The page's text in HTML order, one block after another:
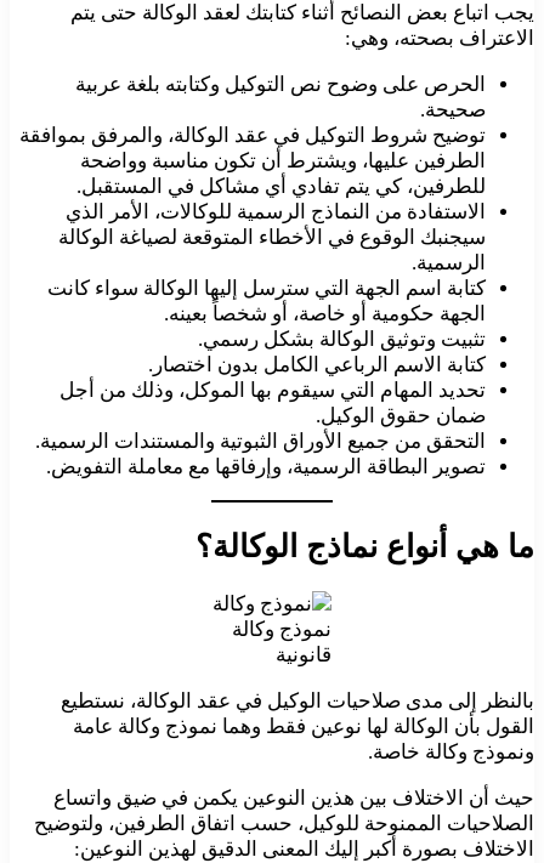
يجب اتباع بعض النصائح أثناء كتابتك لعقد الوكالة حتى يتم
الاعتراف بصحته، وهي:
الحرص على وضوح نص التوكيل وكتابته بلغة عربية
صحيحة.
توضيح شروط التوكيل في عقد الوكالة، والمرفق بموافقة
الطرفين عليها، ويشترط أن تكون مناسبة وواضحة
للطرفين، كي يتم تفادي أي مشاكل في المستقبل.
الاستفادة من النماذج الرسمية للوكالات، الأمر الذي
سيجنبك الوقوع في الأخطاء المتوقعة لصياغة الوكالة
الرسمية.
كتابة اسم الجهة التي سترسل إليها الوكالة سواء كانت
الجهة حكومية أو خاصة، أو شخصاً بعينه.
تثبيت وتوثيق الوكالة بشكل رسمي.
كتابة الاسم الرباعي الكامل بدون اختصار.
تحديد المهام التي سيقوم بها الموكل، وذلك من أجل
ضمان حقوق الوكيل.
التحقق من جميع الأوراق الثبوتية والمستندات الرسمية.
تصوير البطاقة الرسمية، وإرفاقها مع معاملة التفويض.
ما هي أنواع نماذج الوكالة؟
نموذج وكالة
قانونية
بالنظر إلى مدى صلاحيات الوكيل في عقد الوكالة، نستطيع
القول بأن الوكالة لها نوعين فقط وهما نموذج وكالة عامة
ونموذج وكالة خاصة.
حيث أن الاختلاف بين هذين النوعين يكمن في ضيق واتساع
الصلاحيات الممنوحة للوكيل، حسب اتفاق الطرفين، ولتوضيح
الاختلاف بصورة أكبر إليك المعنى الدقيق لهذين النوعين: